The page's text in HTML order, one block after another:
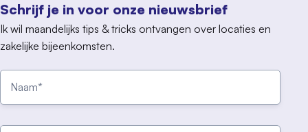
Schrijf je in voor onze nieuwsbrief
Ik wil maandelijks tips & tricks ontvangen over locaties en
zakelijke bijeenkomsten.